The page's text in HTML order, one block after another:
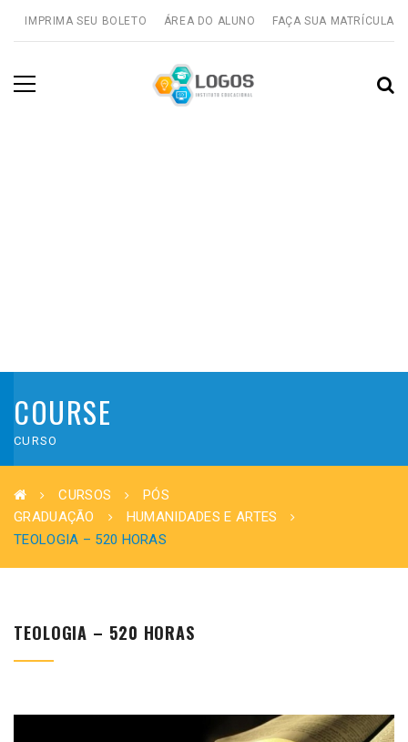
IMPRIMA SEU BOLETO ÁREA DO ALUNO FAÇA SUA MATRÍCULA
COURSE
CURSO
CURSOS
PÓS
GRADUAÇÃO
HUMANIDADES E ARTES
TEOLOGIA – 520 HORAS
TEOLOGIA – 520 HORAS